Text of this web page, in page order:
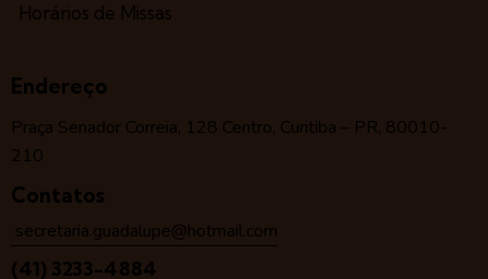
Horários de Missas
Endereço
Praça Senador Correia, 128 Centro, Curitiba – PR, 80010-
210
Contatos
secretaria.guadalupe@hotmail.com
(41) 3233-4884